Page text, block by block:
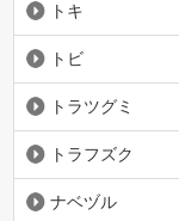
トキ
トビ
トラツグミ
トラフズク
ナベヅル